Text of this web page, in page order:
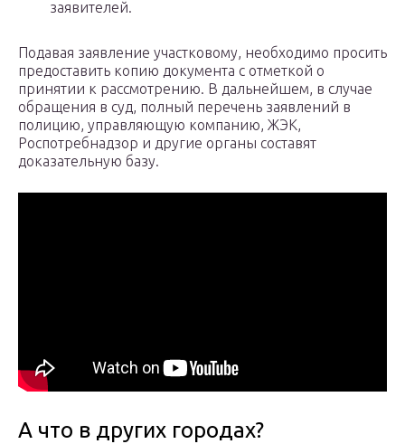
заявителей.
Подавая заявление участковому, необходимо просить
предоставить копию документа с отметкой о
принятии к рассмотрению. В дальнейшем, в случае
обращения в суд, полный перечень заявлений в
полицию, управляющую компанию, ЖЭК,
Роспотребнадзор и другие органы составят
доказательную базу.
А что в других городах?